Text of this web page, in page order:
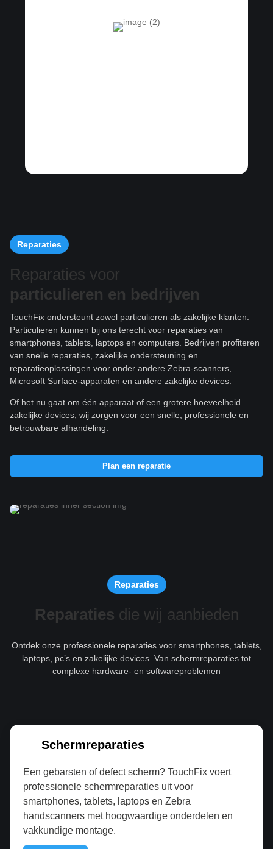
Reparaties
Reparaties voor
particulieren en bedrijven
TouchFix ondersteunt zowel particulieren als zakelijke klanten.
Particulieren kunnen bij ons terecht voor reparaties van
smartphones, tablets, laptops en computers. Bedrijven profiteren
van snelle reparaties, zakelijke ondersteuning en
reparatieoplossingen voor onder andere Zebra-scanners,
Microsoft Surface-apparaten en andere zakelijke devices.
Of het nu gaat om één apparaat of een grotere hoeveelheid
zakelijke devices, wij zorgen voor een snelle, professionele en
betrouwbare afhandeling.
Plan een reparatie
Reparaties
Reparaties die wij aanbieden
Ontdek onze professionele reparaties voor smartphones, tablets,
laptops, pc’s en zakelijke devices. Van schermreparaties tot
complexe hardware- en softwareproblemen
Schermreparaties
Een gebarsten of defect scherm? TouchFix voert
professionele schermreparaties uit voor
smartphones, tablets, laptops en Zebra
handscanners met hoogwaardige onderdelen en
vakkundige montage.